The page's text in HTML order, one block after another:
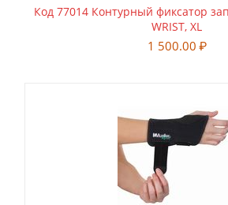
Код 77014 Контурный фиксатор
WRIST, XL
1 500.00 ₽